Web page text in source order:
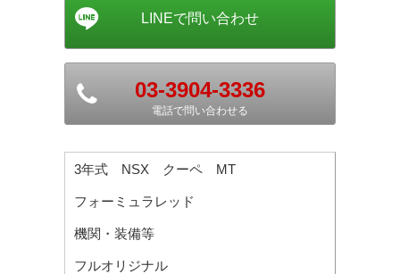
03-3904-3336
電話で問い合わせる
3年式 NSX クーペ MT
フォーミュラレッド
機関・装備等
フルオリジナル